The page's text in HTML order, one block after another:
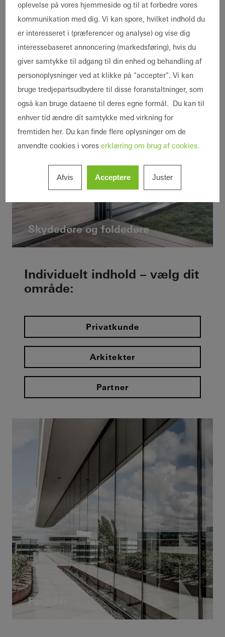
Partner
Skydedøre​ og foldedøre​
Individuelt indhold – vælg dit
område:
Privatkunde
Arkitekter
Partner
Facader
oplevelse på vores hjemmeside og til at forbedre vores
kommunikation med dig. Vi kan spore, hvilket indhold du
er interesseret i (præferencer og analyse) og vise dig
interessebaseret annoncering (markedsføring), hvis du
giver samtykke til adgang til din enhed og behandling af
personoplysninger ved at klikke på "accepter". Vi kan
bruge tredjepartsudbydere til disse foranstaltninger, som
også kan bruge dataene til deres egne formål. Du kan til
enhver tid ændre dit samtykke med virkning for
fremtiden her. Du kan finde flere oplysninger om de
anvendte cookies i vores erklæring om brug af cookies.
Afvis Acceptere Juster